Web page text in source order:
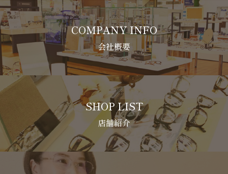
COMPANY INFO
会社概要
SHOP LIST
店舗紹介